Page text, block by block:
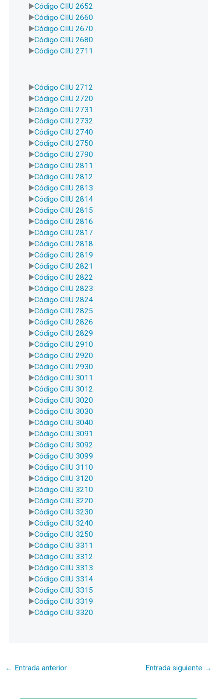
Código CIIU 2652
Código CIIU 2660
Código CIIU 2670
Código CIIU 2680
Código CIIU 2711
Código CIIU 2712
Código CIIU 2720
Código CIIU 2731
Código CIIU 2732
Código CIIU 2740
Código CIIU 2750
Código CIIU 2790
Código CIIU 2811
Código CIIU 2812
Código CIIU 2813
Código CIIU 2814
Código CIIU 2815
Código CIIU 2816
Código CIIU 2817
Código CIIU 2818
Código CIIU 2819
Código CIIU 2821
Código CIIU 2822
Código CIIU 2823
Código CIIU 2824
Código CIIU 2825
Código CIIU 2826
Código CIIU 2829
Código CIIU 2910
Código CIIU 2920
Código CIIU 2930
Código CIIU 3011
Código CIIU 3012
Código CIIU 3020
Código CIIU 3030
Código CIIU 3040
Código CIIU 3091
Código CIIU 3092
Código CIIU 3099
Código CIIU 3110
Código CIIU 3120
Código CIIU 3210
Código CIIU 3220
Código CIIU 3230
Código CIIU 3240
Código CIIU 3250
Código CIIU 3311
Código CIIU 3312
Código CIIU 3313
Código CIIU 3314
Código CIIU 3315
Código CIIU 3319
Código CIIU 3320
← Entrada anterior Entrada siguiente →